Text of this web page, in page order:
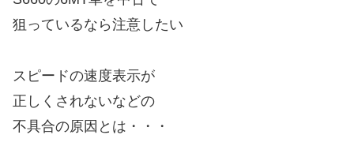
狙っているなら注意したい
スピードの速度表示が
正しくされないなどの
不具合の原因とは・・・